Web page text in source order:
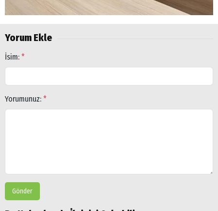
Yorum Ekle
İsim: *
Yorumunuz: *
Gönder
Arama